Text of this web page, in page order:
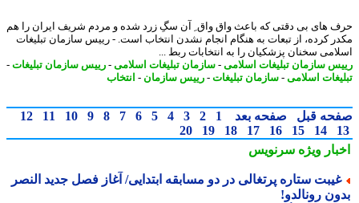
های بی دقتی که باعث واق واق ِ آن سگِ زرد شده و مردم شریف ایران را هم
کرده، از تبعات به هنگام انجام نشدن انتخاب است. - رییس سازمان تبلیغات
سخنان پزشکیان را به انتخابات ربط ...
سازمان تبلیغات اسلامی-سازمان تبلیغات اسلامی-رییس سازمان تبلیغات-
اسلامی-سازمان تبلیغات-رییس سازمان -انتخاب
قبل صفحه بعد 1
2
3
4
5
6
7
8
9
10
11
12
14
15
16
17
18
19
20
ویژهسرنویس
ستاره پرتغالی در دو مسابقه ابتدایی/ آغاز فصل جدید النصر
رونالدو!